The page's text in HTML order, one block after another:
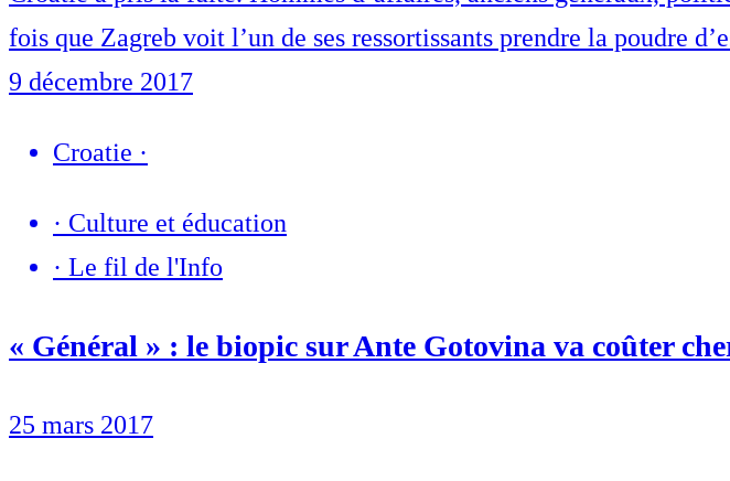
fois que Zagreb voit l’un de ses ressortissants prendre la poudre
9 décembre 2017
Croatie ·
· Culture et éducation
· Le fil de l'Info
« Général » : le biopic sur Ante Gotovina va coûter
25 mars 2017